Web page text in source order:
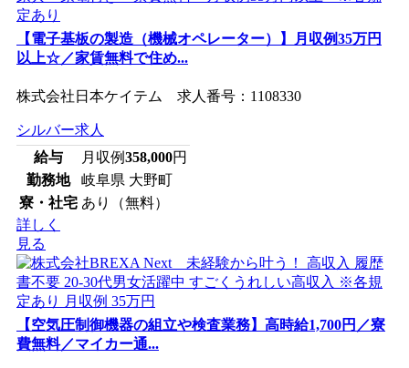
【電子基板の製造（機械オペレーター）】月収例35万円
以上☆／家賃無料で住め...
株式会社日本ケイテム 求人番号：1108330
シルバー求人
給与
月収例358,000円
勤務地
岐阜県 大野町
寮・社宅 あり（無料）
詳しく
見る
【空気圧制御機器の組立や検査業務】高時給1,700円／寮
費無料／マイカー通...